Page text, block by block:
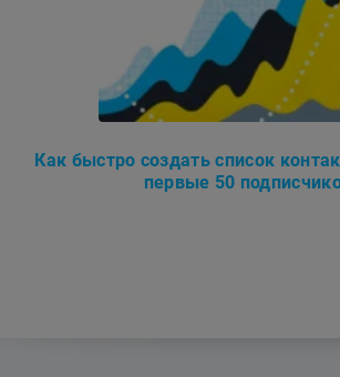
Как быстро создать список
первые 50